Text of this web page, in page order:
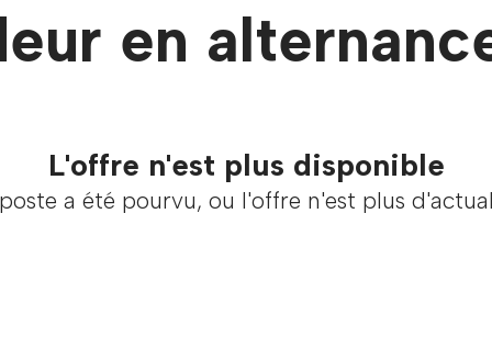
en
L'offre n'est plus disponible
a été pourvu, ou l'offre n'est plus